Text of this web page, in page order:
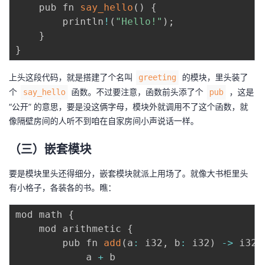
发
者
学
的
课
我
的
我
Programs
支
我
的
技
术
我
的
云
    pub fn
say_hello ( )
{
        println
! ( "Hello!" ) ;
}
}
上头这段代码，就是搭建了个名叫 greeting
的模块，里头装了
个
say_hello 函数。不过要注意，函数前头添了个 pub
，这是
“公开” 的意思，要是没这俩字母，模块外就调用不了这个函数，就
像隔壁房间的人听不到咱在自家房间小声说话一样。
（三）嵌套模块
要是模块里头还得细分，嵌套模块就派上用场了。就像大书柜里头
有小格子，各装各的书。瞧：
mod math {
    mod arithmetic
{
        pub fn
add ( a : i32 , b : i32 ) -> i32
            a
+ b